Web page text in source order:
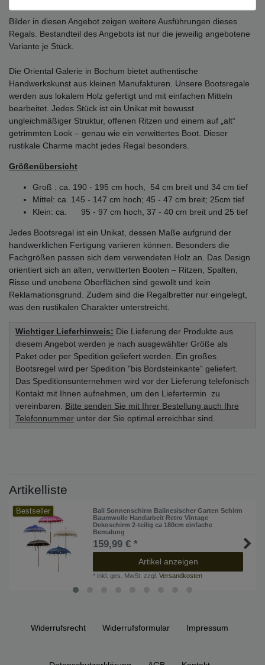
Bilder in diesen Angebot zeigen weitere Ausführungen dieses
Regals. Bestandteil des Angebots ist nur die jeweilig angebotene
Variante je Stück.
Die Oriental Galerie in Bochum bietet authentische
Handwerkskunst aus kleinen Manufakturen. Unsere Bootsregale
werden aus lokalem Holz gefertigt und mit einfachen Mitteln
bearbeitet. Jedes Stück ist ein Unikat mit bewusst
ungleichmäßiger Struktur, offenen Ritzen und einem auf „alt“
getrimmten Look – genau wie ein verwittertes Boot. Dieser
rustikale Charme macht jedes Regal besonders.
Größenübersicht
Groß : ca. 190 - 195 cm hoch, 54 cm breit und 34 cm tief
Mittel: ca. 145 - 147 cm hoch; 45 - 47 cm breit; 25cm tief
Klein: ca. 95 - 97 cm hoch, 37 - 40 cm breit und 25 tief
Jedes Bootsregal ist ein Unikat, dessen Maße aufgrund der
handwerklichen Fertigung variieren können. Besonders die
Fachgrößen passen sich dem verwendeten Holz an. Das Design
orientiert sich an alten, verwitterten Booten – Ritzen, Spalten,
Risse und unebene Oberflächen sind gewollt und kein
Reklamationsgrund. Zudem sind die Regalbretter nur eingelegt,
was den rustikalen Charakter unterstreicht.
Wichtiger Lieferhinweis: Die Lieferung der Produkte aus
diesem Angebot werden je nach ausgewählter Größe als
Paket oder per Spedition geliefert werden. Ein großes
Bootsregel wird per Spedition "bis Bordsteinkante" geliefert.
Das Speditionsunternehmen wird vor der Lieferung telefonisch
Kontakt mit Ihnen aufnehmen, um den Liefertermin zu
vereinbaren. Bitte senden Sie mit Ihrer Bestellung auch Ihre
Telefonnummer unter der Sie optimal erreichbar sind.
Artikelliste
Bestseller
Bali Sonnenschirm Balinesischer Garten Schirm
Baumwolle Handarbeit Retro Vintage
Dekoschirm 2-teilig ca 180cm einfache
Bemalung
159,99 € *
Artikel anzeigen
* inkl. ges. MwSt. zzgl.Versandkosten
Widerrufs­recht Widerrufs­formular Impressum